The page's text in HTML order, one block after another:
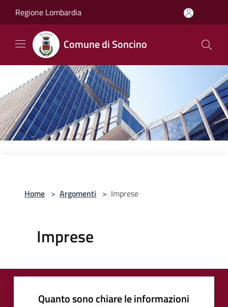
Regione Lombardia
Comune di Soncino
Home > Argomenti > Imprese
Imprese
Quanto sono chiare le informazioni